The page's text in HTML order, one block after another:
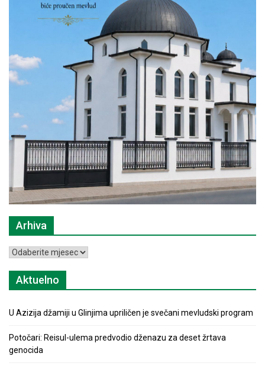
Arhiva
Arhiva
Aktuelno
U Azizija džamiji u Glinjima upriličen je svečani mevludski program
Potočari: Reisul-ulema predvodio dženazu za deset žrtava
genocida